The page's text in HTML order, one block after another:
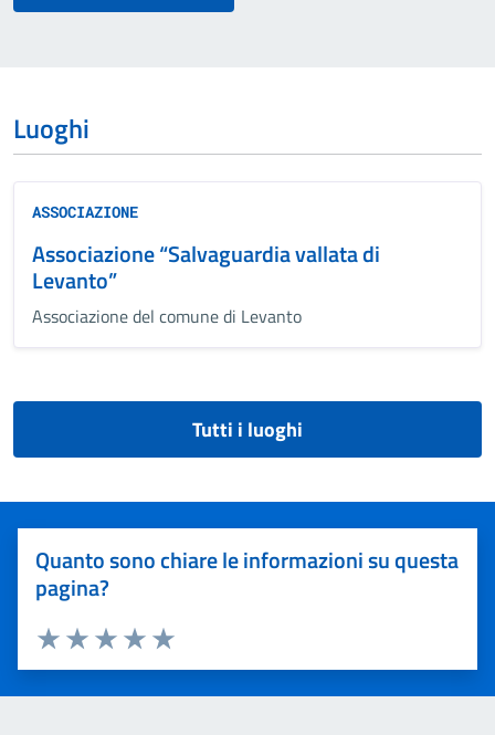
Luoghi
ASSOCIAZIONE
Associazione “Salvaguardia vallata di
Levanto”
Associazione del comune di Levanto
Tutti i luoghi
Quanto sono chiare le informazioni su questa
pagina?
Valuta 5 stelle su 5
Valuta 4 stelle su 5
Valuta 3 stelle su 5
Valuta 2 stelle su 5
Valuta 1 stelle su 5